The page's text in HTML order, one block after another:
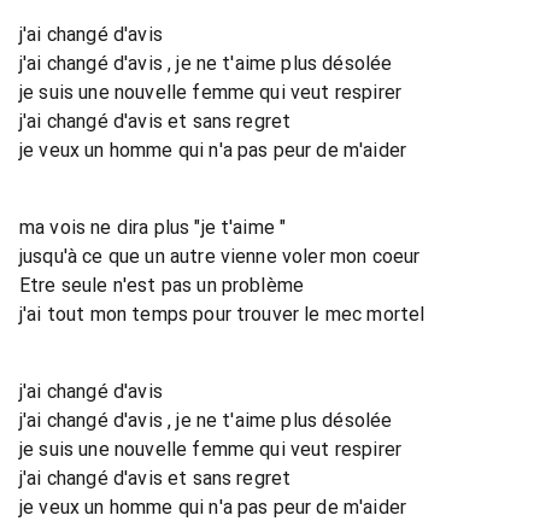
j'ai changé d'avis
j'ai changé d'avis , je ne t'aime plus désolée
je suis une nouvelle femme qui veut respirer
j'ai changé d'avis et sans regret
je veux un homme qui n'a pas peur de m'aider
ma vois ne dira plus "je t'aime "
jusqu'à ce que un autre vienne voler mon coeur
Etre seule n'est pas un problème
j'ai tout mon temps pour trouver le mec mortel
j'ai changé d'avis
j'ai changé d'avis , je ne t'aime plus désolée
je suis une nouvelle femme qui veut respirer
j'ai changé d'avis et sans regret
je veux un homme qui n'a pas peur de m'aider